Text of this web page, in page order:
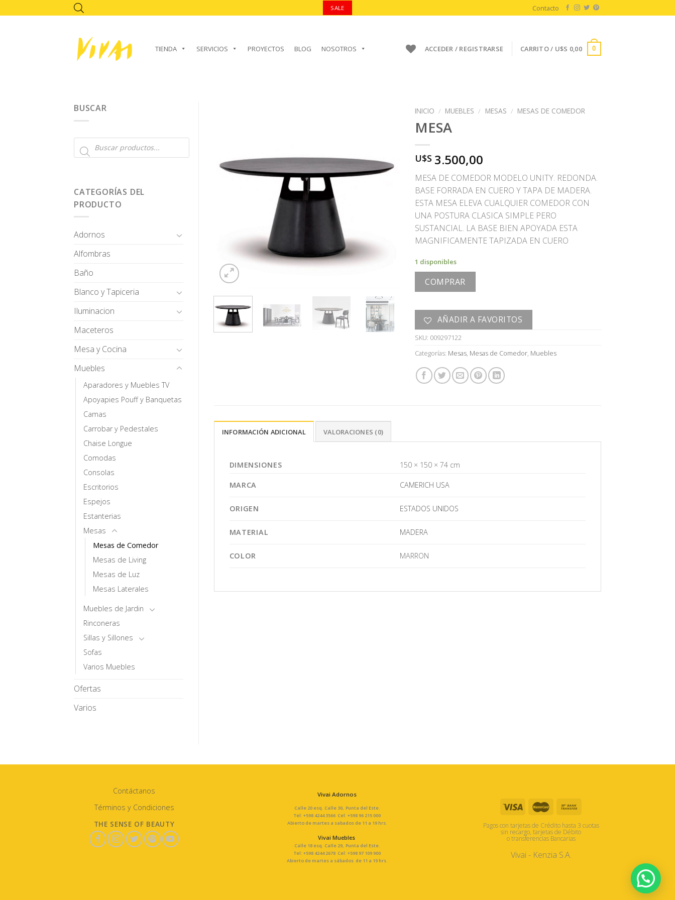
to
SALE Contacto
TIENDA SERVICIOS PROYECTOS BLOG NOSOTROS ACCEDER / REGISTRARSE CARRITO / U$S 0,00 0
BUSCAR
Búsqueda
de
CATEGORÍAS DEL
PRODUCTO
Adornos
Alfombras
Baño
Blanco y Tapiceria
Iluminacion
Maceteros
Mesa y Cocina
Muebles
Aparadores y Muebles TV
Apoyapies Pouff y Banquetas
Camas
Carrobar y Pedestales
Chaise Longue
Comodas
Consolas
Escritorios
Espejos
Estanterias
Mesas
Mesas de Comedor
Mesas de Living
Mesas de Luz
Mesas Laterales
Muebles de Jardin
Rinconeras
Sillas y Sillones
Sofas
Varios Muebles
Ofertas
Varios
AÑADIR A
FAVORITOS
INICIO / MUEBLES / MESAS / MESAS DE COMEDOR
MESA
U$S 3.500,00
MESA DE COMEDOR MODELO UNITY. REDONDA.
BASE FORRADA EN CUERO Y TAPA DE MADERA.
ESTA MESA ELEVA CUALQUIER COMEDOR CON
UNA POSTURA CLASICA SIMPLE PERO
SUSTANCIAL. LA BASE BIEN APOYADA ESTA
MAGNIFICAMENTE TAPIZADA EN CUERO
1 disponibles
COMPRAR
AÑADIR A FAVORITOS
SKU: 009297122
Categorías: Mesas, Mesas de Comedor, Muebles
INFORMACIÓN ADICIONAL VALORACIONES (0)
DIMENSIONES 150 × 150 × 74 cm
MARCA CAMERICH USA
ORIGEN ESTADOS UNIDOS
MATERIAL MADERA
COLOR MARRON
Contáctanos
Términos y Condiciones
THE SENSE OF BEAUTY
Vivai Adornos
Calle 20 esq. Calle 30, Punta del Este.
Tel: +598 4244 3566 Cel: +598 96 215 000
Abierto de martes a sabados de 11 a 19 hrs.
Vivai Muebles
Calle 18 esq. Calle 29, Punta del Este.
Tel: +598 4244 2678 Cel: +598 97 109 900
Abierto de martes a sábados de 11 a 19 hrs.
Pagos con tarjetas de Crédito hasta 3 cuotas
sin recargo, tarjetas de Débito
o transferencias Bancarias
Vivai - Kenzia S.A.